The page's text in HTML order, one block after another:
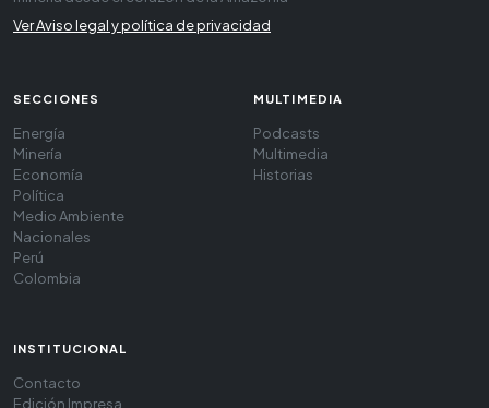
Ver Aviso legal y política de privacidad
SECCIONES
Energía
Minería
Economía
Política
Medio Ambiente
Nacionales
Perú
Colombia
MULTIMEDIA
Podcasts
Multimedia
Historias
INSTITUCIONAL
Contacto
Edición Impresa